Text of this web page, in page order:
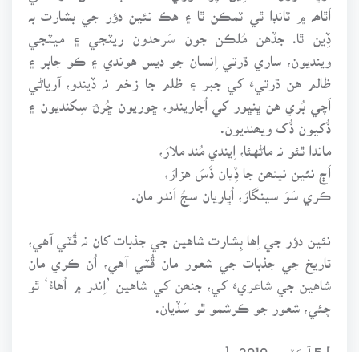
اَٿاھہ ۾ ٽانڊا ٿي ٽمڪن ٿا ۽ هڪ نئين دؤر جي بشارت بہ
ڏِين ٿا. جڏهن مُلڪن جون سَرحدون ريٽجي ۽ ميٽجي
وينديون، ساري ڌرتي اِنسان جو ديس هوندي ۽ ڪو جابر ۽
ظالم هن ڌرتيءَ کي جبر ۽ ظلم جا زخم نہ ڏيندو، آرياڻي
اَچي بُري هن ڀنڀور کي اُجاريندو، ڇوريون ڇُرڻ سِکنديون ۽
ڏُکيون ڏُک ويھنديون.
ماندا ٿئو نہ ماڻهئا، اِيندي مُند ملارَ،
اَڄ نئين نينھن جا ڏِيان ڏَسَ هزارَ،
ڪري سَوَ سينگارَ، اُڀاريان سجُ اَندر مان.
نئين دؤر جي اِها بِشارت شاهين جي جذبات کان نہ ڦُٽي آهي،
تاريخ جي جذبات جي شعور مان ڦُٽي آهي، اُن ڪري مان
شاهين جي شاعريءَ کي، جنھن کي شاهين ’اِندر ۾ اُهاءُ‘ ٿو
چئي، شعور جو ڪرشمو ٿو سَڏيان.
] 5 آڪٽوبر 2010ع[